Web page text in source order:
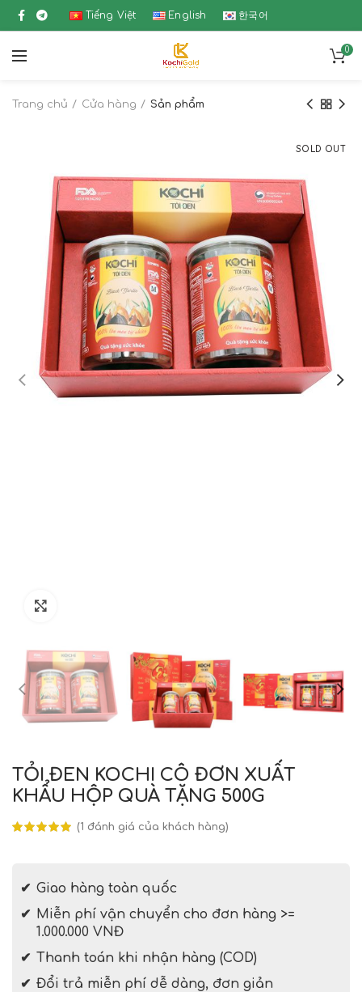
Tiếng Việt English 한국어
0
Trang chủ Cửa hàng Sản phẩm
SOLD OUT
TỎI ĐEN KOCHI CÔ ĐƠN XUẤT
KHẨU HỘP QUÀ TẶNG 500G
(1 đánh giá của khách hàng)
Giao hàng toàn quốc
Miễn phí vận chuyển cho đơn hàng >=
1.000.000 VNĐ
Thanh toán khi nhận hàng (COD)
Đổi trả miễn phí dễ dàng, đơn giản